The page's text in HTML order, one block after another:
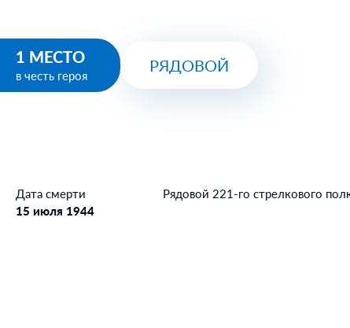
1 МЕСТО
в честь героя
РЯДОВОЙ
Дата смерти
15 июля 1944
Рядовой 221-го стрелкового